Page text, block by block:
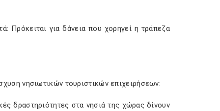
Πρόκειται για δάνεια που χορηγεί η τράπεζα
νησιωτικών τουριστικών επιχειρήσεων:
δραστηριότητες στα νησιά της χώρας δίνουν